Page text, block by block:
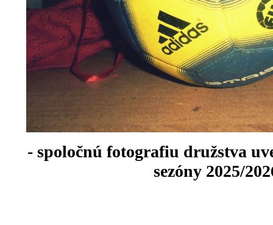
- spoločnú fotografiu družstva
sezóny 2025/